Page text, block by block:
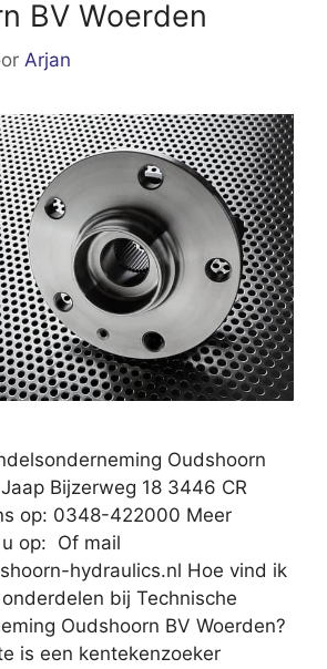
BV Woerden
Arjan
Oudshoorn
Bijzerweg 18 3446 CR
op: 0348-422000 Meer
op: Of mail
hydraulics.nl Hoe vind ik
bij Technische
Oudshoorn BV Woerden?
is een kentekenzoeker